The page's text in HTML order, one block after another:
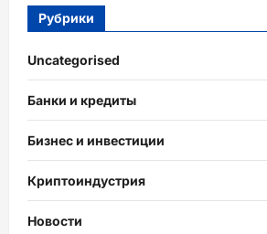
Рубрики
Uncategorised
Банки и кредиты
Бизнес и инвестиции
Криптоиндустрия
Новости